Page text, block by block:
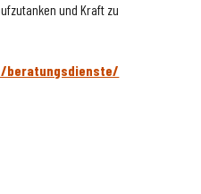
und Kraft zu